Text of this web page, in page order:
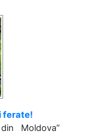
ferate!
Moldova”